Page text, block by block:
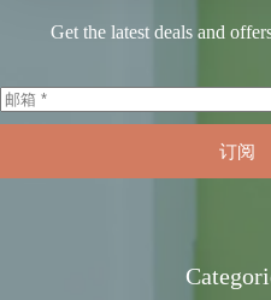
Get the latest deals and
订阅